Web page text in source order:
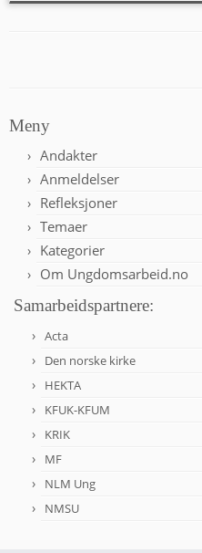
Meny
Andakter
Anmeldelser
Refleksjoner
Temaer
Kategorier
Om Ungdomsarbeid.no
Samarbeidspartnere:
Acta
Den norske kirke
HEKTA
KFUK-KFUM
KRIK
MF
NLM Ung
NMSU